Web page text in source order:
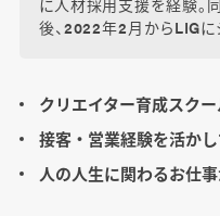
に人材採用支援を経験。
後、2022年2月からLIGに
クリエイター育成スク
接客・営業経験を活か
人の人生に関わるお仕事